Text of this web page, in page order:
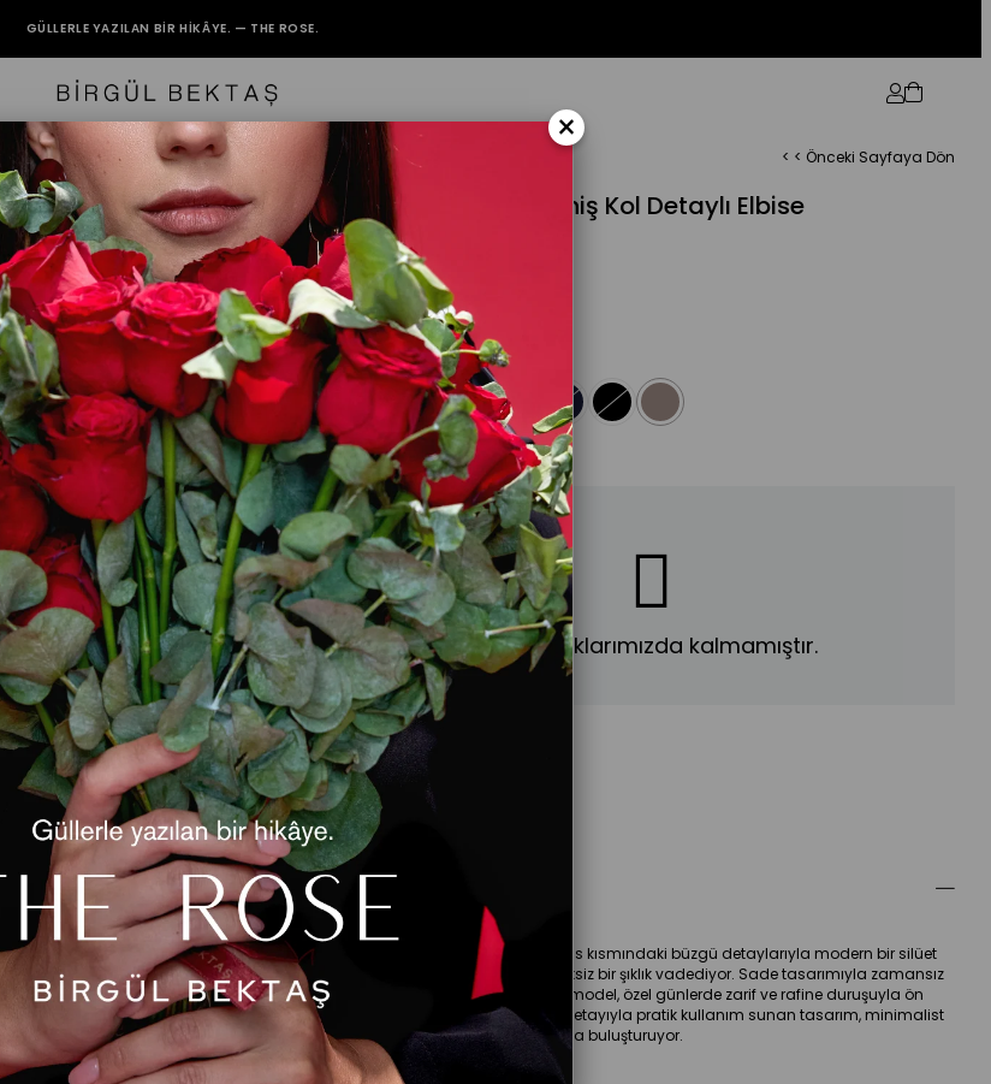
GÜLLERLE YAZILAN BIR HIKÂYE. — THE ROSE.
2000₺ VE ÜZERİ ALIŞVERİŞLERİNİZDE KARGO BEDAVA.
< < Önceki Sayfaya Dön
Acı Kahverengi Geniş Kol Detaylı Elbise
₺2.799,99
RENK
Ürün stoklarımızda kalmamıştır.
Beden
1(36/38)
Gelince Haber Ver
Geniş kol kesimi ve göğüs kısmındaki büzgü detaylarıyla modern bir silüet
sunan bu elbise, zahmetsiz bir şıklık vadediyor. Sade tasarımıyla zamansız
bir görünüm sergileyen model, özel günlerde zarif ve rafine duruşuyla ön
plana çıkıyor. Fermuar detayıyla pratik kullanım sunan tasarım, minimalist
estetiği sofistike bir formla buluşturuyor.
×